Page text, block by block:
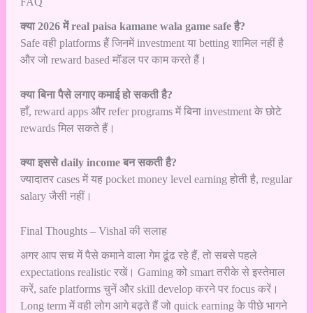
क्या 2026 में real paisa kamane wala game safe है?
Safe वही platforms हैं जिनमें investment या betting शामिल नहीं है
और जो reward based मॉडल पर काम करते हैं।
क्या बिना पैसे लगाए कमाई हो सकती है?
हाँ, reward apps और refer programs में बिना investment के छोटे
rewards मिल सकते हैं।
क्या इससे daily income बन सकती है?
ज्यादातर cases में यह pocket money level earning होती है, regular
salary जैसी नहीं।
Final Thoughts – Vishal की सलाह
अगर आप सच में पैसे कमाने वाला गेम ढूंढ रहे हैं, तो सबसे पहले
expectations realistic रखें। Gaming को smart तरीके से इस्तेमाल
करें, safe platforms चुनें और skill develop करने पर focus करें।
Long term में वही लोग आगे बढ़ते हैं जो quick earning के पीछे भागने